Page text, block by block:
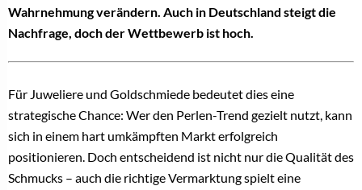
Wahrnehmung verändern. Auch in Deutschland steigt die
Nachfrage, doch der Wettbewerb ist hoch.
Für Juweliere und Goldschmiede bedeutet dies eine
strategische Chance: Wer den Perlen-Trend gezielt nutzt, kann
sich in einem hart umkämpften Markt erfolgreich
positionieren. Doch entscheidend ist nicht nur die Qualität des
Schmucks – auch die richtige Vermarktung spielt eine